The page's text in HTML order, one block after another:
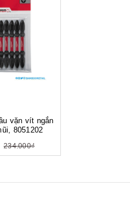
vặn vít ngắn
8051202
234.000₫